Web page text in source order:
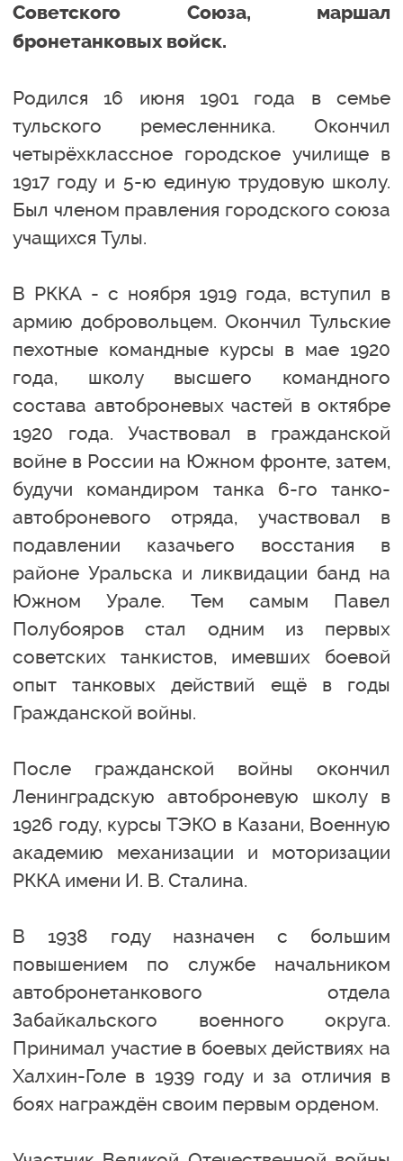
Советского Союза, маршал
бронетанковых войск.
Родился 16 июня 1901 года в семье
тульского ремесленника. Окончил
четырёхклассное городское училище в
1917 году и 5-ю единую трудовую школу.
Был членом правления городского союза
учащихся Тулы.
В РККА - с ноября 1919 года, вступил в
армию добровольцем. Окончил Тульские
пехотные командные курсы в мае 1920
года, школу высшего командного
состава автоброневых частей в октябре
1920 года. Участвовал в гражданской
войне в России на Южном фронте, затем,
будучи командиром танка 6-го танко-
автоброневого отряда, участвовал в
подавлении казачьего восстания в
районе Уральска и ликвидации банд на
Южном Урале. Тем самым Павел
Полубояров стал одним из первых
советских танкистов, имевших боевой
опыт танковых действий ещё в годы
Гражданской войны.
После гражданской войны окончил
Ленинградскую автоброневую школу в
1926 году, курсы ТЭКО в Казани, Военную
академию механизации и моторизации
РККА имени И. В. Сталина.
В 1938 году назначен с большим
повышением по службе начальником
автобронетанкового отдела
Забайкальского военного округа.
Принимал участие в боевых действиях на
Халхин-Голе в 1939 году и за отличия в
боях награждён своим первым орденом.